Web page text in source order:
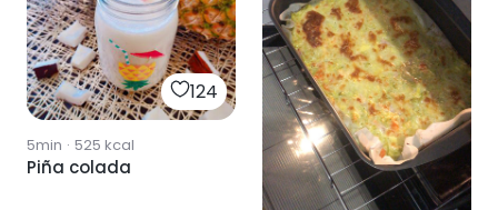
124
5min · 525 kcal
Piña colada